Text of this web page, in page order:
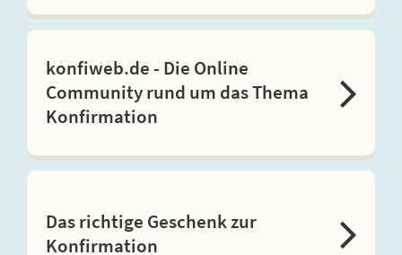
konfiweb.de - Die Online
Community rund um das Thema
Konfirmation
Das richtige Geschenk zur
Konfirmation